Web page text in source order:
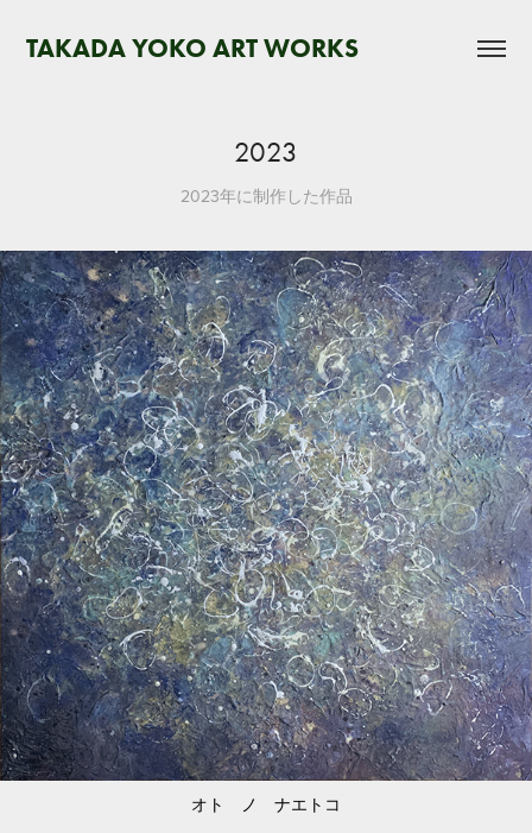
TAKADA YOKO ART WORKS
2023
2023年に制作した作品
オト ノ ナエトコ